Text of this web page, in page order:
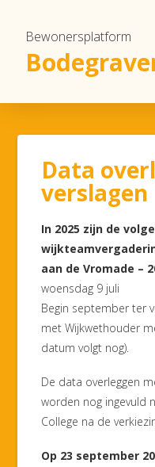
Bewonersplatform
Data
verslagen
In 2025 zijn de
aan de Vromade –
woensdag 9 juli
Begin september ter
met Wijkwethouder
datum volgt nog).
De data overleggen
worden nog ingevuld
College na de
Op 23 september